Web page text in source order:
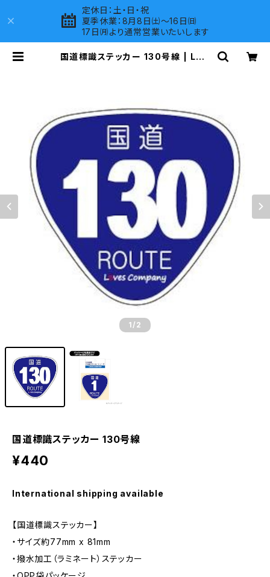
定休日：土・日・祝
夏季休業：8月8日㈯～16日㈰
17日㈪より通常営業いたいします
国道標識ステッカー 130号線 | LOV
1 /2
国道標識ステッカー 130号線
¥440
International shipping available
【国道標識ステッカー】
・サイズ約77mm x 81mm
・撥水加工（ラミネート）ステッカー